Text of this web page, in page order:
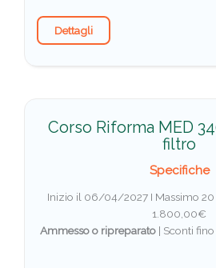
Dettagli
Corso Riforma MED
filtro
Specifiche
Inizio il 06/04/2027 I Massimo
1.800,00€
Ammesso o ripreparato | Sconti